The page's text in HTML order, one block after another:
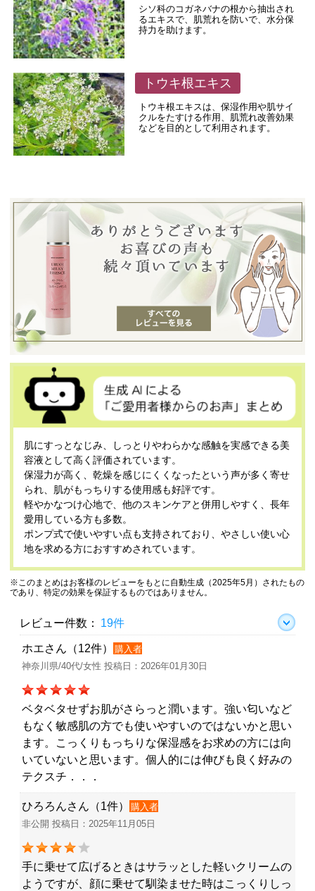
シソ科のコガネバナの根から抽出され
るエキスで、肌荒れを防いで、水分保
持力を助けます。
トウキ根エキス
トウキ根エキスは、保湿作用や肌サイ
クルをたすける作用、肌荒れ改善効果
などを目的として利用されます。
肌にすっとなじみ、しっとりやわらかな感触を実感できる美
容液として高く評価されています。
保湿力が高く、乾燥を感じにくくなったという声が多く寄せ
られ、肌がもっちりする使用感も好評です。
軽やかなつけ心地で、他のスキンケアと併用しやすく、長年
愛用している方も多数。
ポンプ式で使いやすい点も支持されており、やさしい使い心
地を求める方におすすめされています。
※このまとめはお客様のレビューをもとに自動生成（2025年5月）されたもの
であり、特定の効果を保証するものではありません。
レビュー件数： 19件
ホエさん（12件）
購入者
神奈川県/40代/女性 投稿日：2026年01月30日
ベタベタせずお肌がさらっと潤います。強い匂いなど
もなく敏感肌の方でも使いやすいのではないかと思い
ます。こっくりもっちりな保湿感をお求めの方には向
いていないと思います。個人的には伸びも良く好みの
テクスチ．．．
ひろろんさん（1件）
購入者
非公開 投稿日：2025年11月05日
手に乗せて広げるときはサラッとした軽いクリームの
ようですが、顔に乗せて馴染ませた時はこっくりしっ